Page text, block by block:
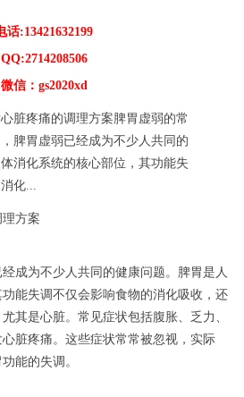
话:13421632199
QQ:2714208506
微信：gs2020xd
脏疼痛的调理方案脾胃虚弱的常
脾胃虚弱已经成为不少人共同的
消化系统的核心部位，其功能失
化...
方案
成为不少人共同的健康问题。脾胃是人
能失调不仅会影响食物的消化吸收，还
其是心脏。常见症状包括腹胀、乏力、
脏疼痛。这些症状常常被忽视，实际
能的失调。